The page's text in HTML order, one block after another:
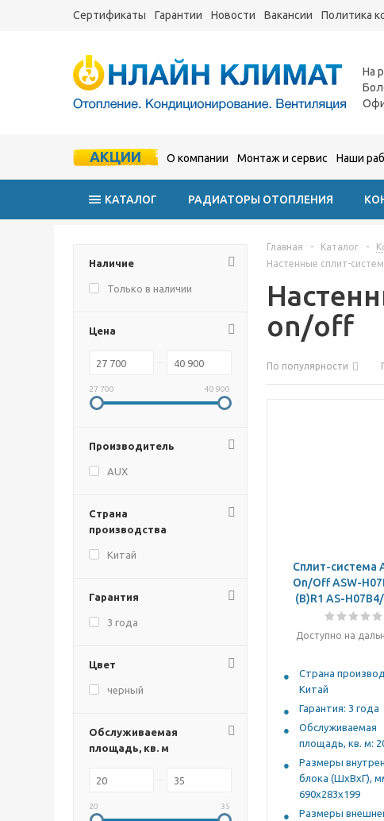
Сертификаты Гарантии Новости Вакансии Политика
На
АКЦИИ О компании Монтаж и сервис Наши
КАТАЛОГ РАДИАТОРЫ ОТОПЛЕНИЯ
Наличие
Только в наличии
Цена
27 700 40 900
Производитель
AUX
Страна
производства
Китай
Гарантия
3 года
Цвет
черный
Обслуживаемая
площадь, кв. м
20 35
Главная - Каталог -
Настенные сплит-
on/off
По популярности
Cплит-система
On/Off ASW-
(B)R1 AS-
Доступно на
Страна
Китай
Гарантия: 3 года
Обслуживаемая
площадь, кв. м:
Размеры
блока (ШхВхГ),
690x283x199
Размеры